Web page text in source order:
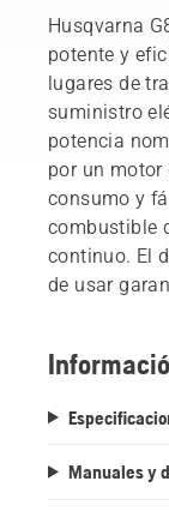
Husqvarna
potente y
lugares de
suministro
potencia
por un
consumo y
combustible
continuo. El
de usar
el transporte.
Manuales y